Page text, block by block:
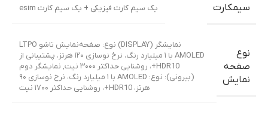
سیمکارت یک سیم کارت فیزیکی + یک سیم کارت esim
نوع
صفحه
نمایش
نمایشگر (DISPLAY) نوع: صفحه‌نمایش تاشو LTPO
AMOLED با ۱ میلیارد رنگ، نرخ نوسازی ۱۲۰ هرتز، پشتیبانی از
HDR10+، روشنایی حداکثر ۳۰۰۰ نیت
, نمایشگر دوم
(بیرونی): نوع: AMOLED با ۱ میلیارد رنگ، نرخ نوسازی ۹۰
هرتز، HDR10+، روشنایی حداکثر ۱۷۰۰ نیت